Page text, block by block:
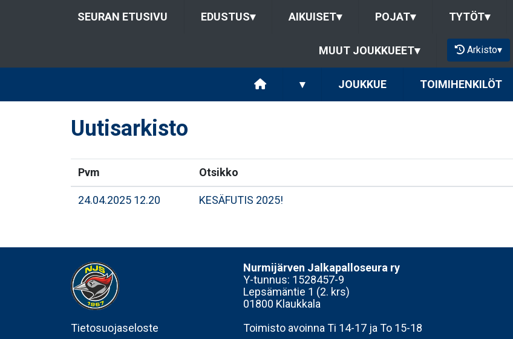
SEURAN ETUSIVU EDUSTUS▾ AIKUISET▾ POJAT▾ TYTÖT▾
MUUT JOUKKUEET▾ Arkisto▾
▾ JOUKKUE TOIMIHENKILÖT
Uutisarkisto
Pvm Otsikko
24.04.2025 12.20 KESÄFUTIS 2025!
Tietosuojaseloste
Nurmijärven Jalkapalloseura ry
Y-tunnus: 1528457-9
Lepsämäntie 1 (2. krs)
01800 Klaukkala
Toimisto avoinna Ti 14-17 ja To 15-18